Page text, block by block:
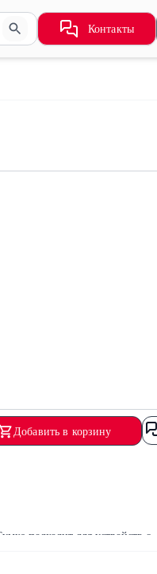
для навигации по
Контакты
Добавить в корзину
подходит для устройств с